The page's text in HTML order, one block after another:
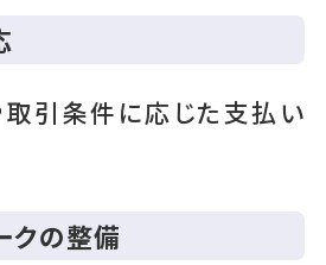
引条件に応じた支払い
クの整備